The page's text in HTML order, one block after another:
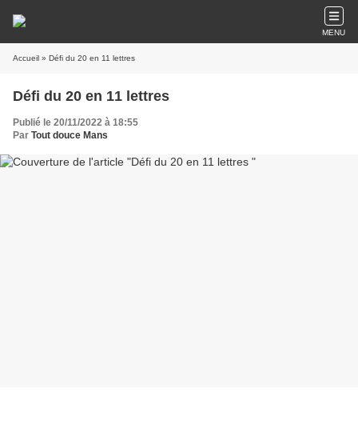
MENU
Accueil » Défi du 20 en 11 lettres
Défi du 20 en 11 lettres
Publié le 20/11/2022 à 18:55
Par Tout douce Mans